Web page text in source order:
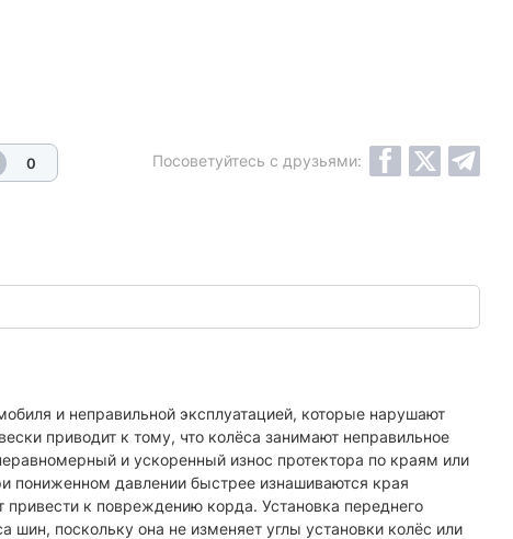
0 Посоветуйтесь с друзьями:
и неправильной эксплуатацией, которые нарушают
приводит к тому, что колёса занимают неправильное
и ускоренный износ протектора по краям или
пониженном давлении быстрее изнашиваются края
к повреждению корда. Установка переднего
поскольку она не изменяет углы установки колёс или